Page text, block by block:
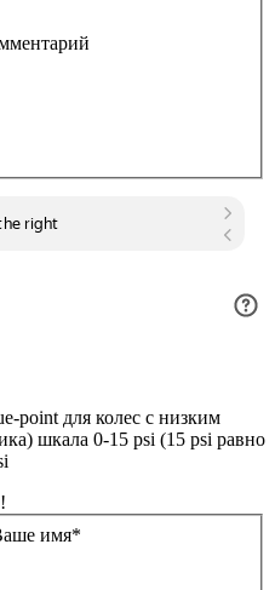
point для колес с низким
шкала 0-15 psi (15 psi равно
имя*